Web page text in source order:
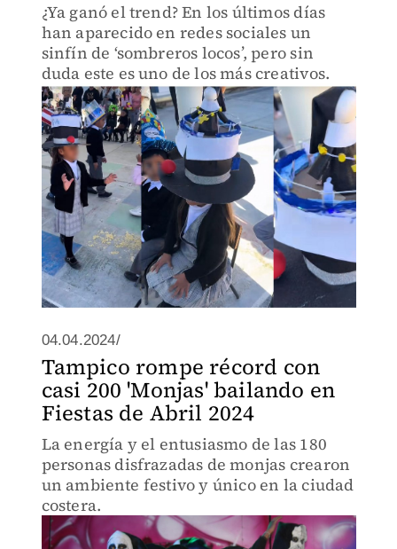
¿Ya ganó el trend? En los últimos días
han aparecido en redes sociales un
sinfín de ‘sombreros locos’, pero sin
duda este es uno de los más creativos.
04.04.2024/
Tampico rompe récord con
casi 200 'Monjas' bailando en
Fiestas de Abril 2024
La energía y el entusiasmo de las 180
personas disfrazadas de monjas crearon
un ambiente festivo y único en la ciudad
costera.